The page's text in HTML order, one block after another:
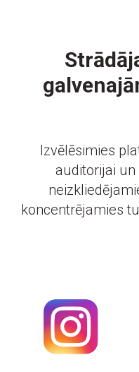
Izvēlēsimies
auditorijai
koncentrējamies